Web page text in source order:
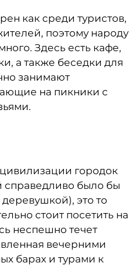
как среди туристов,
поэтому народу
Здесь есть кафе,
а также беседки для
занимают
на пикники с
городок
справедливо было бы
деревушкой), это то
стоит посетить на
неспешно течет
вечерними
барах и турами к